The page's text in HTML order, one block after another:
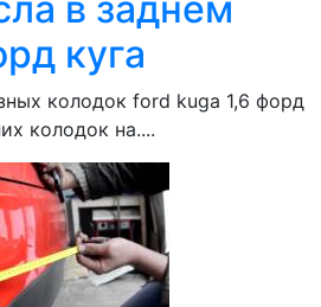
куга
колодок ford kuga 1,6 форд
колодок на....